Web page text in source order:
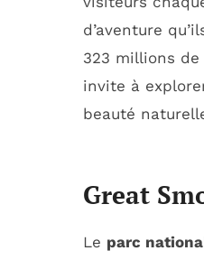
d’aventure
323 millions
invite à
beauté
Great
Le parc